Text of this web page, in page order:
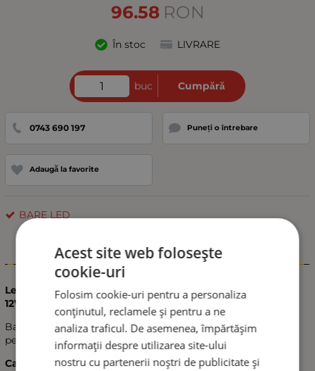
96.58 RON
În stoc LIVRARE
buc Cumpără
0743 690 197 Puneți o întrebare
Adaugă la favorite
BARE LED
Informații
Led Bar – 9000lm, 54cm, 180W, 60 LED, Ultra Slim (3cm),
12V / 24V, Combo Beam (Flood & Spot), Suporti incluși
Bară LED ultra-subțire, performantă și durabilă, potrivită
pentru o varietate de aplicații off-road și industriale.
Caracteristici generale:
Acest site web folosește
cookie-uri
Folosim cookie-uri pentru a personaliza
conținutul, reclamele și pentru a ne
analiza traficul. De asemenea, împărtășim
informații despre utilizarea site-ului
nostru cu partenerii noștri de publicitate și